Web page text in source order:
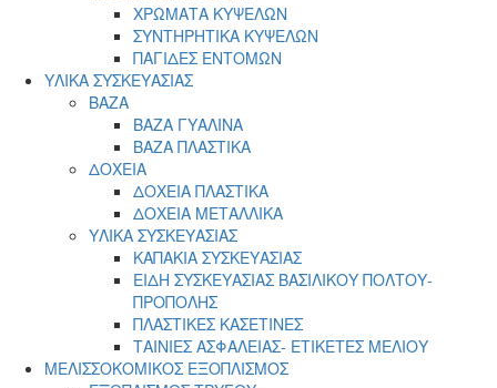
ΧΡΩΜΑΤΑ ΚΥΨΕΛΩΝ
ΣΥΝΤΗΡΗΤΙΚΑ ΚΥΨΕΛΩΝ
ΠΑΓΙΔΕΣ ΕΝΤΟΜΩΝ
ΥΛΙΚΑ ΣΥΣΚΕΥΑΣΙΑΣ
ΒΑΖΑ
ΒΑΖΑ ΓΥΑΛΙΝΑ
ΒΑΖΑ ΠΛΑΣΤΙΚΑ
ΔΟΧΕΙΑ
ΔΟΧΕΙΑ ΠΛΑΣΤΙΚΑ
ΔΟΧΕΙΑ ΜΕΤΑΛΛΙΚΑ
ΥΛΙΚΑ ΣΥΣΚΕΥΑΣΙΑΣ
ΚΑΠΑΚΙΑ ΣΥΣΚΕΥΑΣΙΑΣ
ΕΙΔΗ ΣΥΣΚΕΥΑΣΙΑΣ ΒΑΣΙΛΙΚΟΥ ΠΟΛΤΟΥ-
ΠΡΟΠΟΛΗΣ
ΠΛΑΣΤΙΚΕΣ ΚΑΣΕΤΙΝΕΣ
ΤΑΙΝΙΕΣ ΑΣΦΑΛΕΙΑΣ- ΕΤΙΚΕΤΕΣ ΜΕΛΙΟΥ
ΜΕΛΙΣΣΟΚΟΜΙΚΟΣ ΕΞΟΠΛΙΣΜΟΣ